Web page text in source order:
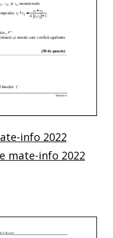
info 2022
mate-info 2022